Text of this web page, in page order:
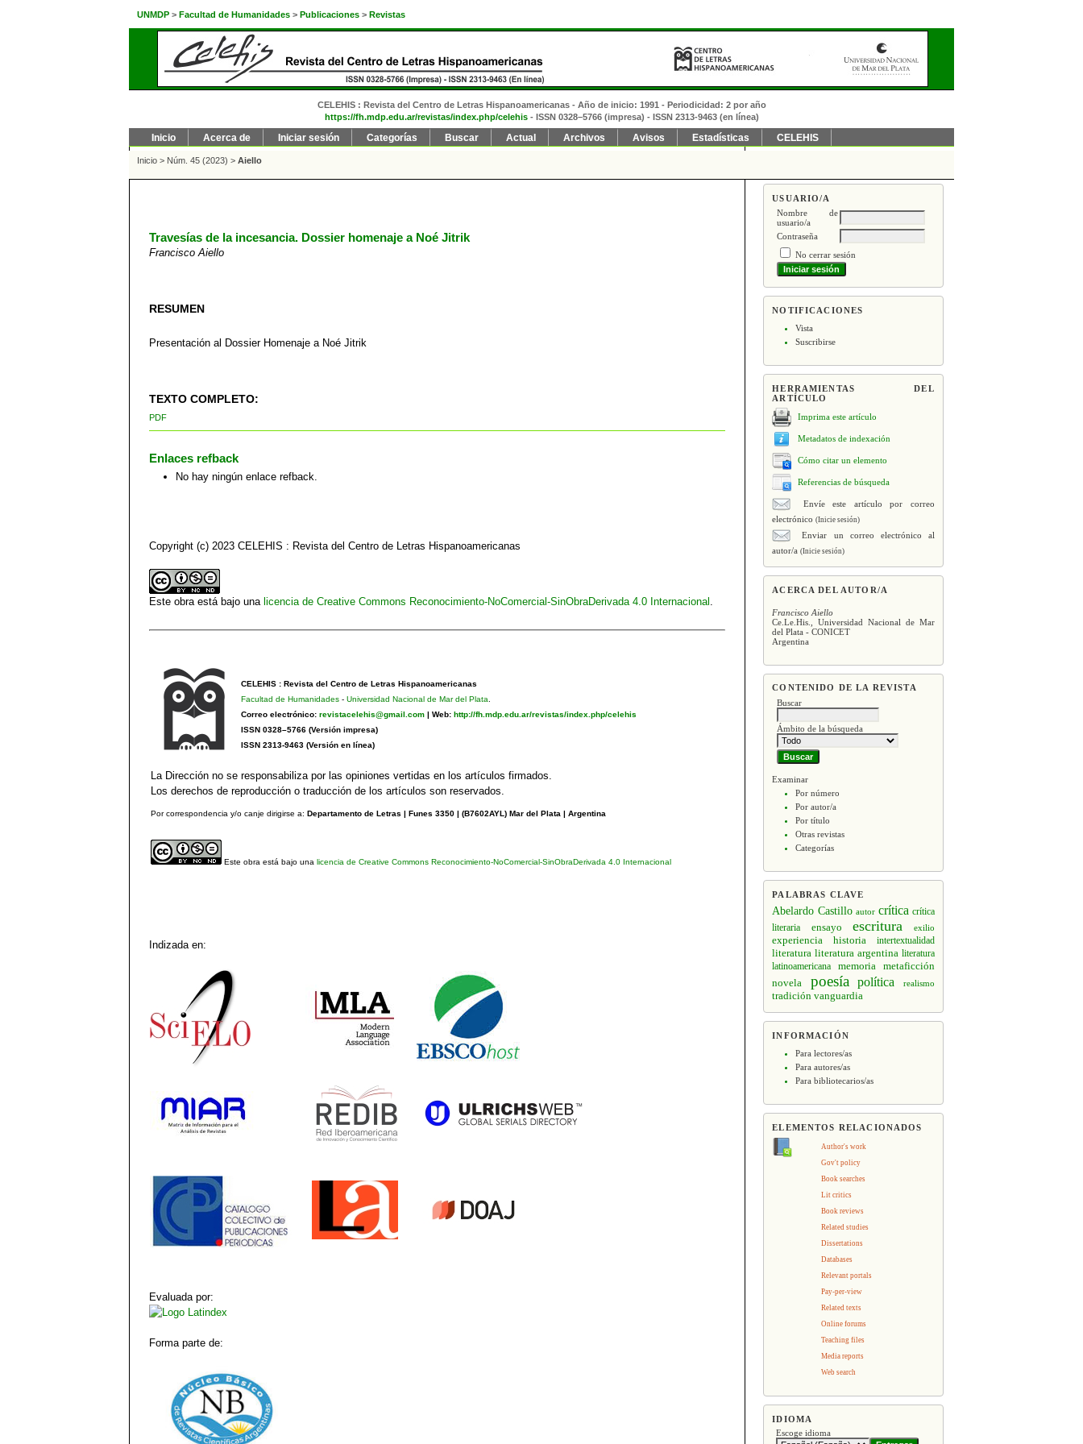
UNMDP > Facultad de Humanidades > Publicaciones > Revistas
CELEHIS : Revista del Centro de Letras Hispanoamericanas - Año de inicio: 1991 - Periodicidad: 2 por año
https://fh.mdp.edu.ar/revistas/index.php/celehis - ISSN 0328–5766 (impresa) - ISSN 2313-9463 (en línea)
USUARIO/A
Nombre de
usuario/a
Contraseña
No cerrar sesión
NOTIFICACIONES
Vista
Suscribirse
HERRAMIENTAS DEL
ARTÍCULO
Imprima este artículo
Metadatos de indexación
Cómo citar un elemento
Referencias de búsqueda
Envíe este artículo por correo
electrónico(Inicie sesión)
Enviar un correo electrónico al
autor/a(Inicie sesión)
ACERCA DEL AUTOR/A
Francisco Aiello
Ce.Le.His., Universidad Nacional de Mar
del Plata - CONICET
Argentina
CONTENIDO DE LA REVISTA
Buscar
Ámbito de la búsqueda
Examinar
Por número
Por autor/a
Por título
Otras revistas
Categorías
PALABRAS CLAVE
Abelardo Castillo autor crítica crítica
literaria
ensayo escritura exilio
experiencia historia intertextualidad
literatura literatura argentina literatura
latinoamericana
memoria
metaficción
novela
poesía política realismo
tradición vanguardia
INFORMACIÓN
Para lectores/as
Para autores/as
Para bibliotecarios/as
ELEMENTOS RELACIONADOS
Author's work
Gov't policy
Book searches
Lit critics
Book reviews
Related studies
Dissertations
Databases
Relevant portals
Pay-per-view
Related texts
Online forums
Teaching files
Media reports
Web search
IDIOMA
Escoge idioma
Inicio Acerca de Iniciar sesión Categorías Buscar Actual Archivos Avisos Estadísticas CELEHIS
Inicio > Núm. 45 (2023) > Aiello
Travesías de la incesancia. Dossier homenaje a Noé Jitrik
Francisco Aiello
RESUMEN
Presentación al Dossier Homenaje a Noé Jitrik
TEXTO COMPLETO:
PDF
Enlaces refback
No hay ningún enlace refback.
Copyright (c) 2023 CELEHIS : Revista del Centro de Letras Hispanoamericanas
Este obra está bajo una licencia de Creative Commons Reconocimiento-NoComercial-SinObraDerivada 4.0 Internacional
CELEHIS : Revista del Centro de Letras Hispanoamericanas
Facultad de Humanidades- Universidad Nacional de Mar del Plata
Correo electrónico: revistacelehis@gmail.com| Web: http://fh.mdp.edu.ar/revistas/index.php/celehis
ISSN 0328–5766 (Versión impresa)
ISSN 2313-9463 (Versión en línea)
La Dirección no se responsabiliza por las opiniones vertidas en los artículos firmados.
Los derechos de reproducción o traducción de los artículos son reservados.
Por correspondencia y/o canje dirigirse a: Departamento de Letras | Funes 3350 | (B7602AYL) Mar del Plata | Argentina
Este obra está bajo una licencia de Creative Commons Reconocimiento-NoComercial-SinObraDerivada 4.0 Internacional
Indizada en:
Evaluada por:
Forma parte de: